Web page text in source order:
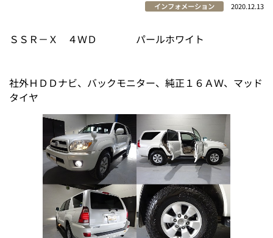
インフォメーション 2020.12.13
ＳＳＲ－Ｘ ４ＷＤ パールホワイト
社外ＨＤＤナビ、バックモニター、純正１６ＡＷ、マッド
タイヤ